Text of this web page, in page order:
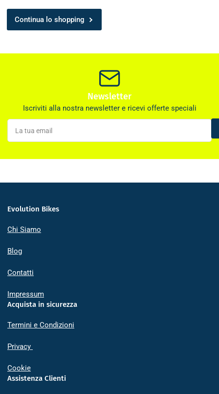
Continua lo shopping
Newsletter
Iscriviti alla nostra newsletter e ricevi offerte speciali
La
tua
email
Evolution Bikes
Chi Siamo
Blog
Contatti
Impressum
Acquista in sicurezza
Termini e Condizioni
Privacy
Cookie
Assistenza Clienti